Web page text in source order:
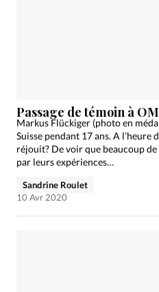
Passage de témoin à
Markus Flückiger (photo en
Suisse pendant 17 ans. A l’heure
réjouit? De voir que beaucoup
par leurs expériences…
Sandrine Roulet
10 Avr 2020